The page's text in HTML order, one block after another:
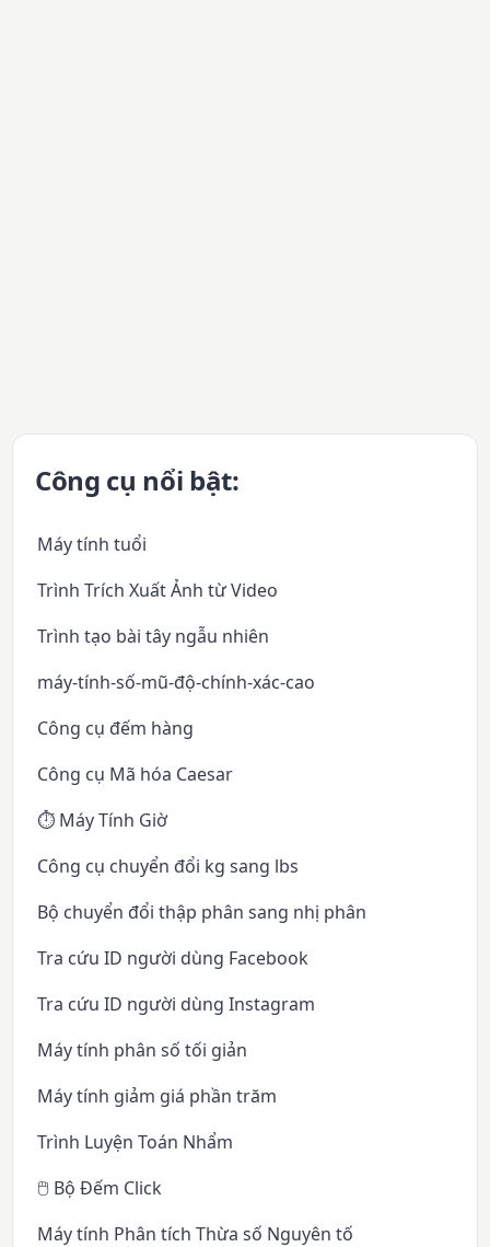
Công cụ nổi bật:
Máy tính tuổi
Trình Trích Xuất Ảnh từ Video
Trình tạo bài tây ngẫu nhiên
máy-tính-số-mũ-độ-chính-xác-cao
Công cụ đếm hàng
Công cụ Mã hóa Caesar
⏱️ Máy Tính Giờ
Công cụ chuyển đổi kg sang lbs
Bộ chuyển đổi thập phân sang nhị phân
Tra cứu ID người dùng Facebook
Tra cứu ID người dùng Instagram
Máy tính phân số tối giản
Máy tính giảm giá phần trăm
Trình Luyện Toán Nhẩm
🖱️ Bộ Đếm Click
Máy tính Phân tích Thừa số Nguyên tố